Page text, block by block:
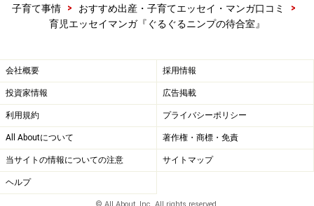
子育て事情
> おすすめ出産・子育てエッセイ・マンガ口コミ
>
育児エッセイマンガ『ぐるぐるニンプの待合室』
会社概要 採用情報
投資家情報 広告掲載
利用規約 プライバシーポリシー
All Aboutについて 著作権・商標・免責
当サイトの情報についての注意 サイトマップ
ヘルプ